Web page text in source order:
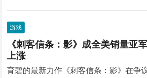
游戏
《刺客信条：影》成全美销量亚
上涨
育碧的最新力作《刺客信条：影》在争